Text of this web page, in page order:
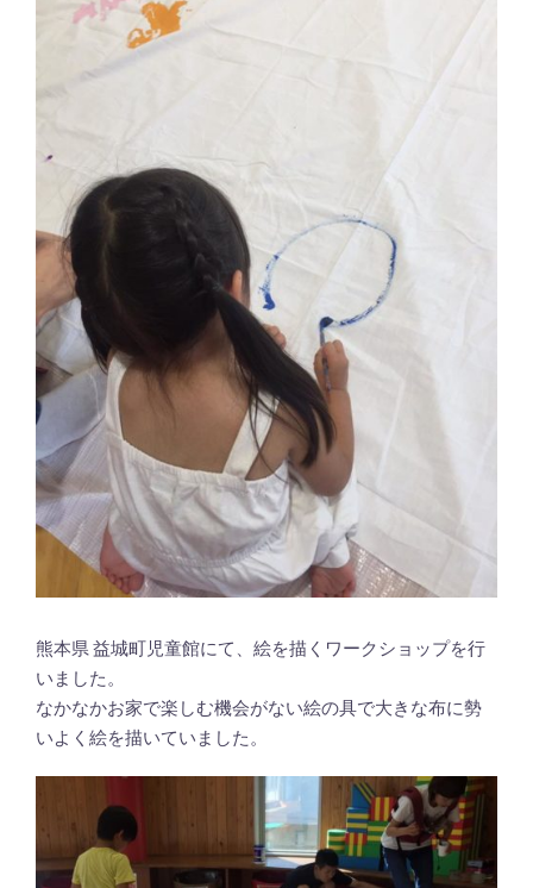
熊本県 益城町児童館にて、絵を描くワークショップを行
いました。
なかなかお家で楽しむ機会がない絵の具で大きな布に勢
いよく絵を描いていました。